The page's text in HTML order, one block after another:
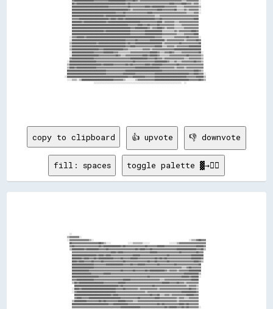
copy to clipboard 👍 upvote 👎 downvote
fill: spaces toggle palette ▓→✊🏽